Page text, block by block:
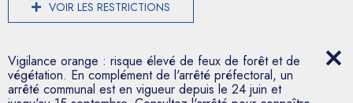
VOIR LES RESTRICTIONS
Vigilance orange : risque élevé de feux de forêt et de
végétation. En complément de l'arrêté préfectoral, un
arrêté communal est en vigueur depuis le 24 juin et